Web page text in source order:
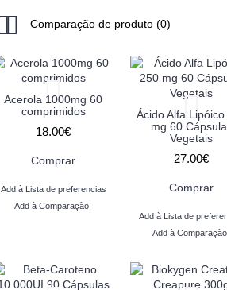
Comparação de produto (0)
Acerola 1000mg 60
comprimidos
18.00€
Comprar
Add à Lista de preferencias
Add à Comparação
Ácido Alfa
mg 60
Vegetais
27.00€
Comprar
Add à Lista de
Add à Comparação